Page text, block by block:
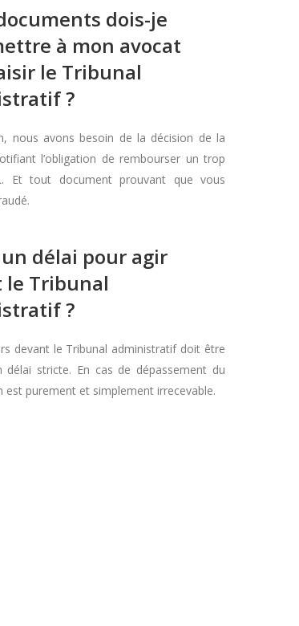
dois-je
à mon avocat
le Tribunal
?
nous avons besoin de la décision de la
l’obligation de rembourser un trop
Et tout document prouvant que vous
délai pour agir
le Tribunal
?
devant le Tribunal administratif doit être
délai stricte. En cas de dépassement du
est purement et simplement irrecevable.